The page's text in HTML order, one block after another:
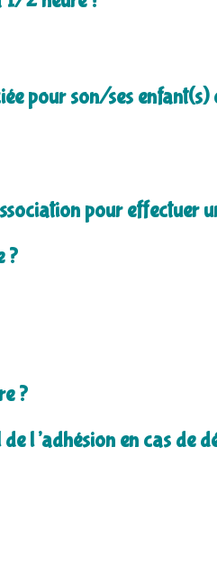
pour son/ses enfant(s)
pour effectuer
?
?
l’adhésion en cas de